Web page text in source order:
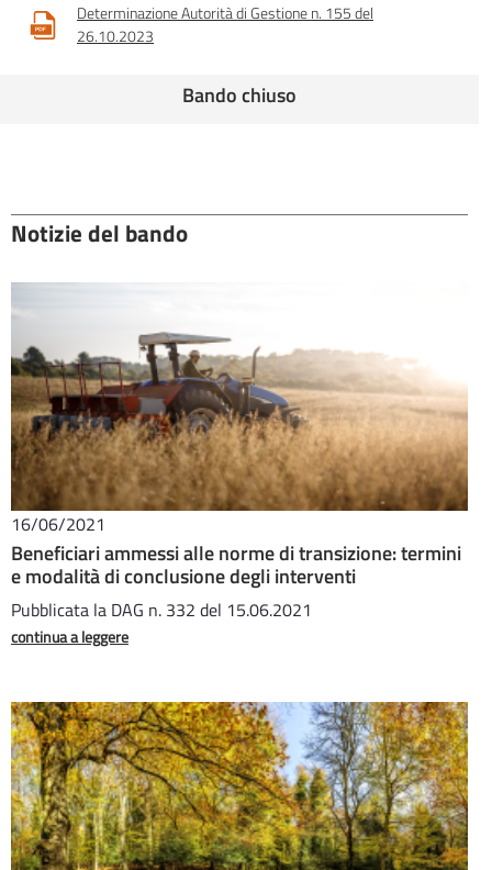
Determinazione Autorità di Gestione n. 155 del
26.10.2023
Bando chiuso
Notizie del bando
16/06/2021
Beneficiari ammessi alle norme di transizione: termini
e modalità di conclusione degli interventi
Pubblicata la DAG n. 332 del 15.06.2021
continua a leggere